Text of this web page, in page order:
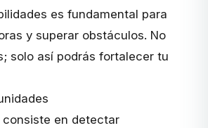
es fundamental para
y superar obstáculos. No
solo así podrás fortalecer tu
consiste en detectar